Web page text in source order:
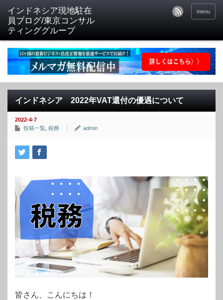
menu
インドネシア 2022年VAT還付の優遇について
2022-4-7
投稿一覧 税務 admin
皆さん、こんにちは！